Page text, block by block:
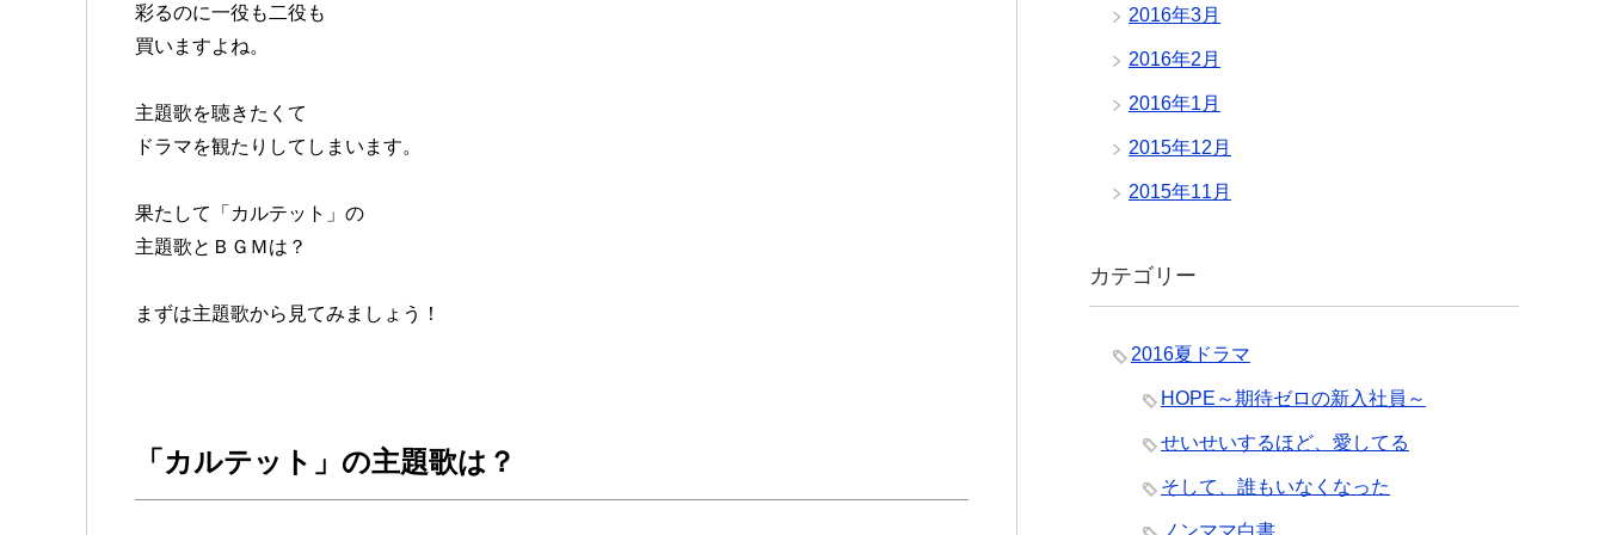
彩るのに一役も二役も
買いますよね。
主題歌を聴きたくて
ドラマを観たりしてしまいます。
果たして「カルテット」の
主題歌とＢＧＭは？
まずは主題歌から見てみましょう！
「カルテット」の主題歌は？
2016年3月
2016年2月
2016年1月
2015年12月
2015年11月
カテゴリー
2016夏ドラマ
HOPE～期待ゼロの新入社員～
せいせいするほど、愛してる
そして、誰もいなくなった
ノンママ白書